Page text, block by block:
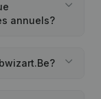
annuels?